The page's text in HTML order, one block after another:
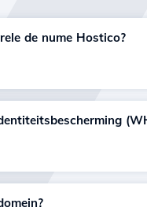
de nume Hostico?